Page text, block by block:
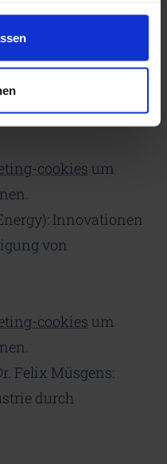
cookies
Industrie |
cookies um
Innovationen
von
cookies um
Felix Müsgens:
durch